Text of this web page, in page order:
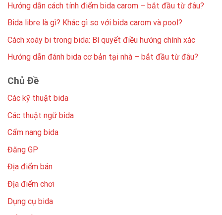
Hướng dẫn cách tính điểm bida carom – bắt đầu từ đâu?
Bida libre là gì? Khác gì so với bida carom và pool?
Cách xoáy bi trong bida: Bí quyết điều hướng chính xác
Hướng dẫn đánh bida cơ bản tại nhà – bắt đầu từ đâu?
Chủ Đề
Các kỹ thuật bida
Các thuật ngữ bida
Cẩm nang bida
Đăng GP
Địa điểm bán
Địa điểm chơi
Dụng cụ bida